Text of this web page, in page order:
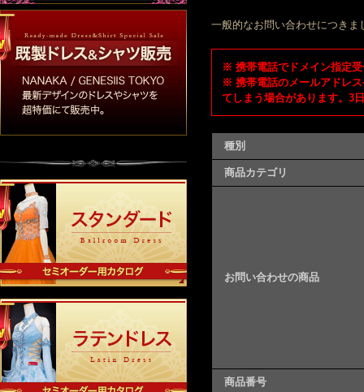
一般的なお問い合わせにつき
※ 携帯電話でドメイン指定
※ 携帯電話のメールアドレ
てしまう場合があります。3
種別
商品カテゴリ
お問い合わせの商品
商品番号